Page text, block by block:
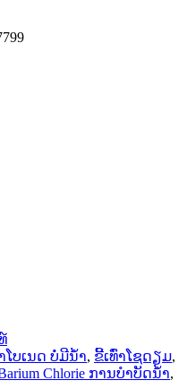
ບເນດ ບໍ່ມີນໍ້າ, ຂີ້ເທົ່າໂຊດຽມ,
Chlorie ການບຳບັດນ້ຳ,